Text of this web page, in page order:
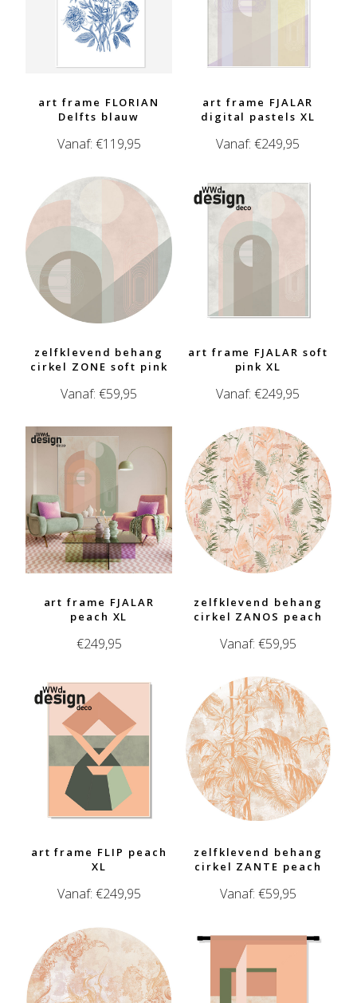
art frame FLORIAN
Delfts blauw
Vanaf: €119,95
art frame FJALAR
digital pastels XL
Vanaf:€249,95
zelfklevend behang
cirkel ZONE soft pink
Vanaf:€59,95
art frame FJALAR soft
pink XL
Vanaf:€249,95
art frame FJALAR
peach XL
€249,95
zelfklevend behang
cirkel ZANOS peach
Vanaf: €59,95
art frame FLIP peach
XL
Vanaf: €249,95
zelfklevend behang
cirkel ZANTE peach
Vanaf: €59,95